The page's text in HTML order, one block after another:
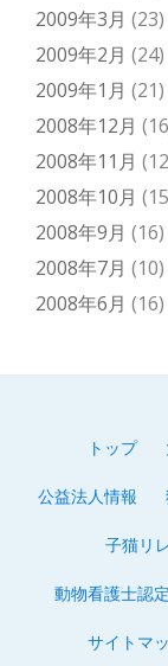
2009年3月 (23)
2009年2月 (24)
2009年1月 (21)
2008年12月
2008年11月
2008年10月
2008年9月 (16)
2008年7月 (10)
2008年6月 (16)
ニ
トップ
公益法人情報
子猫リ
動物看護士認
サイトマ